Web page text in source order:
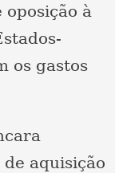
oposição à
os gastos
aquisição